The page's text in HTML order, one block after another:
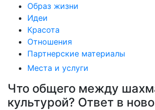
Образ жизни
Идеи
Красота
Отношения
Партнерские материалы
Места и услуги
Что общего между
культурой? Ответ в